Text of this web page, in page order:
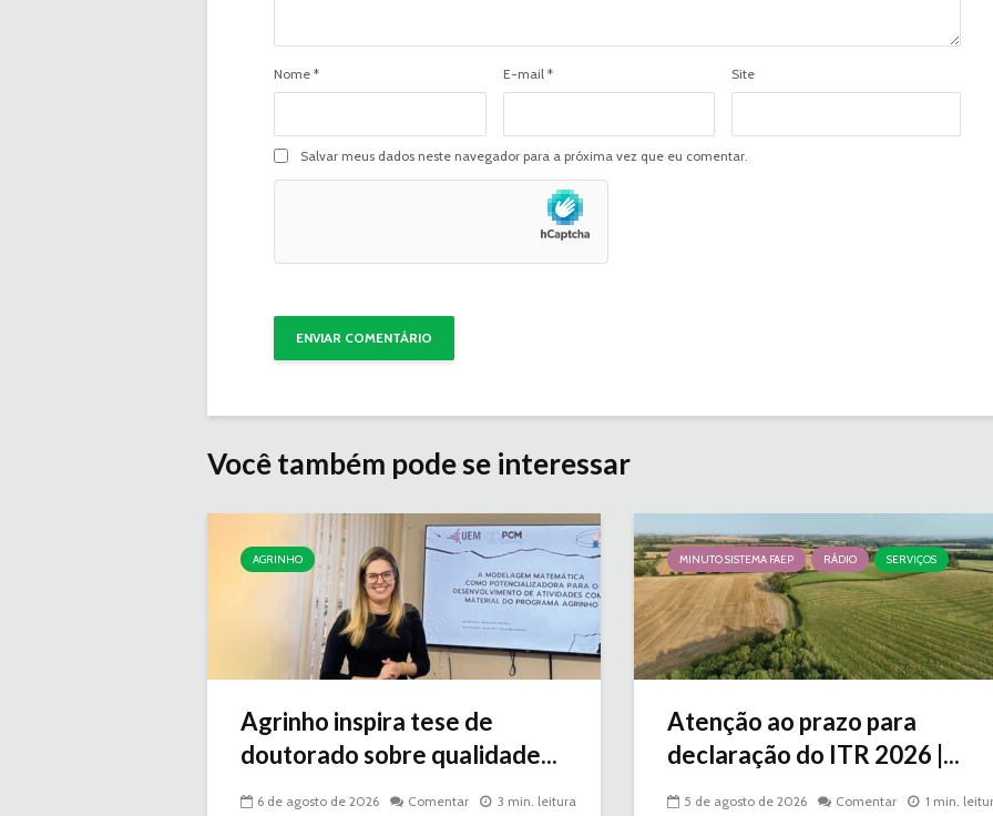
Nome * E-mail * Site
Salvar meus dados neste navegador para a próxima vez que eu comentar.
Você também pode se interessar
AGRINHO
Agrinho inspira tese de
doutorado sobre qualidade...
6 de agosto de 2026 Comentar 3 min. leitura
MINUTO SISTEMA FAEP RÁDIO SERVIÇOS
Atenção ao prazo para
declaração do ITR 2026 |...
5 de agosto de 2026 Comentar 1 min.